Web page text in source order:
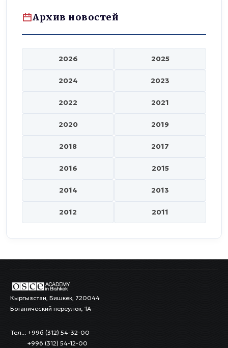
Архив новостей
2026 2025
2024 2023
2022 2021
2020 2019
2018 2017
2016 2015
2014 2013
2012 2011
Кыргызстан, Бишкек, 720044
Ботанический переулок, 1А
Тел..: +996 (312) 54-32-00
+996 (312) 54-12-00